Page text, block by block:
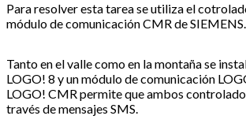
Para resolver esta tarea se utiliza el
módulo de comunicación CMR de SIEMENS.
Tanto en el valle como en la montaña se
LOGO! 8 y un módulo de comunicación
LOGO! CMR permite que ambos
través de mensajes SMS.